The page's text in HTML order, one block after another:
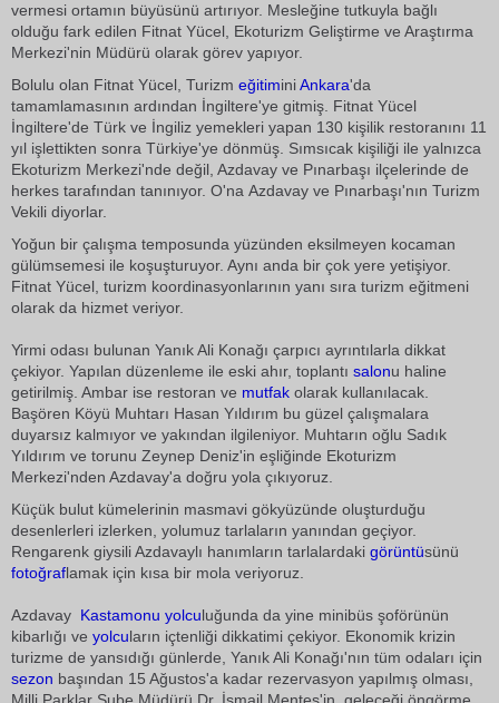
vermesi ortamın büyüsünü artırıyor. Mesleğine tutkuyla bağlı
olduğu fark edilen Fitnat Yücel, Ekoturizm Geliştirme ve Araştırma
Merkezi'nin Müdürü olarak görev yapıyor.
Bolulu olan Fitnat Yücel, Turizm eğitiminiAnkara'da
tamamlamasının ardından İngiltere'ye gitmiş. Fitnat Yücel
İngiltere'de Türk ve İngiliz yemekleri yapan 130 kişilik restoranını 11
yıl işlettikten sonra Türkiye'ye dönmüş. Sımsıcak kişiliği ile yalnızca
Ekoturizm Merkezi'nde değil, Azdavay ve Pınarbaşı ilçelerinde de
herkes tarafından tanınıyor. O'na Azdavay ve Pınarbaşı'nın Turizm
Vekili diyorlar.
Yoğun bir çalışma temposunda yüzünden eksilmeyen kocaman
gülümsemesi ile koşuşturuyor. Aynı anda bir çok yere yetişiyor.
Fitnat Yücel, turizm koordinasyonlarının yanı sıra turizm eğitmeni
olarak da hizmet veriyor.
Yirmi odası bulunan Yanık Ali Konağı çarpıcı ayrıntılarla dikkat
çekiyor. Yapılan düzenleme ile eski ahır, toplantı salonu haline
getirilmiş. Ambar ise restoran ve mutfak olarak kullanılacak.
Başören Köyü Muhtarı Hasan Yıldırım bu güzel çalışmalara
duyarsız kalmıyor ve yakından ilgileniyor. Muhtarın oğlu Sadık
Yıldırım ve torunu Zeynep Deniz'in eşliğinde Ekoturizm
Merkezi'nden Azdavay'a doğru yola çıkıyoruz.
Küçük bulut kümelerinin masmavi gökyüzünde oluşturduğu
desenlerleri izlerken, yolumuz tarlaların yanından geçiyor.
Rengarenk giysili Azdavaylı hanımların tarlalardaki görüntüsünü
fotoğraflamak için kısa bir mola veriyoruz.
Azdavay  Kastamonu yolculuğunda da yine minibüs şoförünün
kibarlığı ve yolcuların içtenliği dikkatimi çekiyor. Ekonomik krizin
turizme de yansıdığı günlerde, Yanık Ali Konağı'nın tüm odaları için
sezon başından 15 Ağustos'a kadar rezervasyon yapılmış olması,